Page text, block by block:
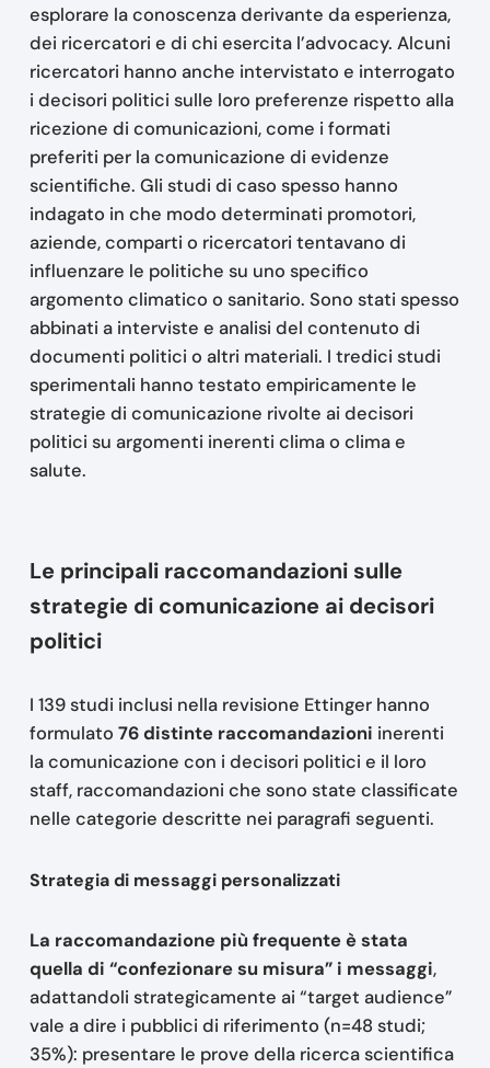
esplorare la conoscenza derivante da esperienza,
dei ricercatori e di chi esercita l’advocacy. Alcuni
ricercatori hanno anche intervistato e interrogato
i decisori politici sulle loro preferenze rispetto alla
ricezione di comunicazioni, come i formati
preferiti per la comunicazione di evidenze
scientifiche. Gli studi di caso spesso hanno
indagato in che modo determinati promotori,
aziende, comparti o ricercatori tentavano di
influenzare le politiche su uno specifico
argomento climatico o sanitario. Sono stati spesso
abbinati a interviste e analisi del contenuto di
documenti politici o altri materiali. I tredici studi
sperimentali hanno testato empiricamente le
strategie di comunicazione rivolte ai decisori
politici su argomenti inerenti clima o clima e
salute.
Le principali raccomandazioni sulle
strategie di comunicazione ai decisori
politici
I 139 studi inclusi nella revisione Ettinger hanno
formulato 76 distinte raccomandazioni inerenti
la comunicazione con i decisori politici e il loro
staff, raccomandazioni che sono state classificate
nelle categorie descritte nei paragrafi seguenti.
Strategia di messaggi personalizzati
La raccomandazione più frequente è stata
quella di “confezionare su misura” i messaggi,
adattandoli strategicamente ai “target audience”
vale a dire i pubblici di riferimento (n=48 studi;
35%): presentare le prove della ricerca scientifica